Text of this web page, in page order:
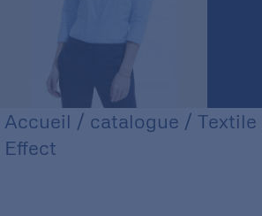
Accueil / catalogue / Textile
Effect